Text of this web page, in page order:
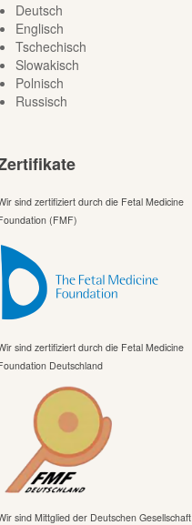
Deutsch
Englisch
Tschechisch
Slowakisch
Polnisch
Russisch
sind zertifiziert durch die Fetal Medicine
(FMF)
sind zertifiziert durch die Fetal Medicine
Deutschland
sind Mittglied der Deutschen Gesellschaft